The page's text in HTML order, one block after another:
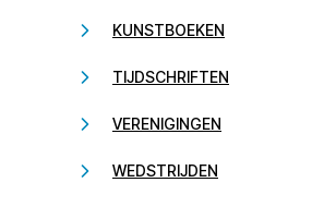
KUNSTBOEKEN
TIJDSCHRIFTEN
VERENIGINGEN
WEDSTRIJDEN